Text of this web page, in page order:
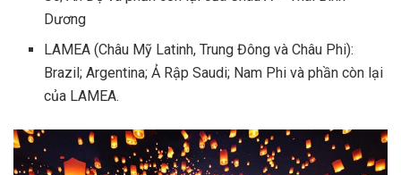
Dương
LAMEA (Châu Mỹ Latinh, Trung Đông và Châu Phi):
Brazil; Argentina; Ả Rập Saudi; Nam Phi và phần còn lại
của LAMEA.